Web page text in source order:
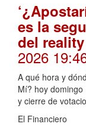
es la
del
2026
A qué hora y
Mí? hoy
y cierre de
El Financiero